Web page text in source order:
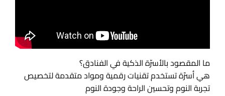
ما المقصود بالأسرّة الذكية في الفنادق؟
هي أسرّة تستخدم تقنيات رقمية ومواد متقدمة لتخصيص
تجربة النوم وتحسين الراحة وجودة النوم